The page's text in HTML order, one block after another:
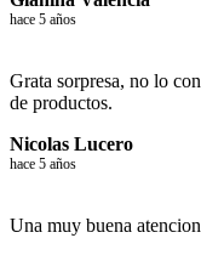
hace 5 años
Grata sorpresa, no lo
de productos.
Nicolas Lucero
hace 5 años
Una muy buena